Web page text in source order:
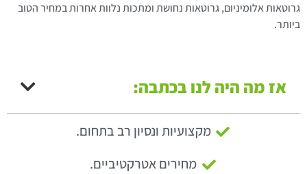
גרוטאות אלומיניום, גרוטאות נחושת ומתכות נלוות אחרות במחיר הטוב
ביותר.
אז מה היה לנו בכתבה:
מקצועיות ונסיון רב בתחום.
מחירים אטרקטיביים.